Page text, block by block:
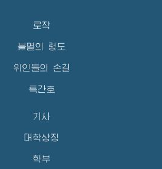
로작
불멸의 령도
위인들의 손길
특간호
기사
대학상징
학부